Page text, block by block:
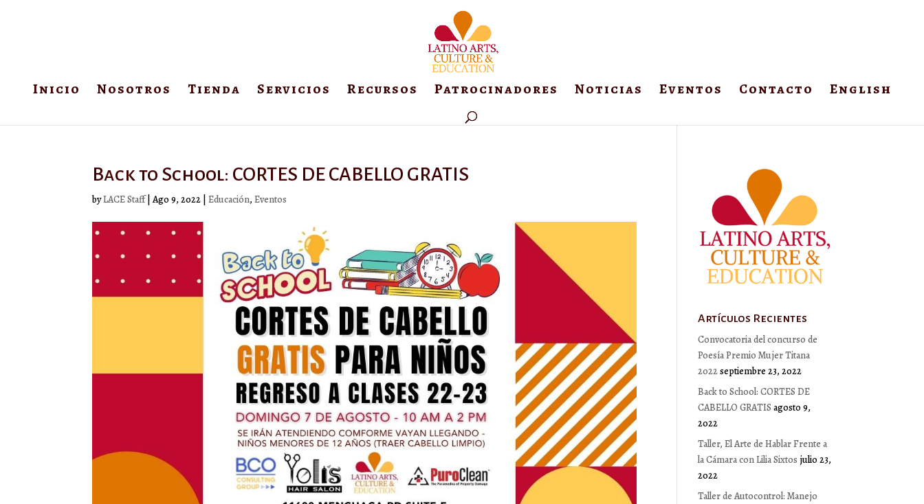
Inicio Nosotros Tienda Servicios Recursos Patrocinadores Noticias Eventos Contacto English
Back to School: CORTES DE CABELLO GRATIS
byLACE Staff|Ago 9, 2022 |Educación,Eventos
Artículos Recientes
Convocatoria del concurso de
Poesía Premio Mujer Titana
2022septiembre 23, 2022
Back to School: CORTES DE
CABELLO GRATIS agosto 9,
2022
Taller, El Arte de Hablar Frente a
la Cámara con Lilia Sixtos julio 23,
2022
Taller de Autocontrol: Manejo